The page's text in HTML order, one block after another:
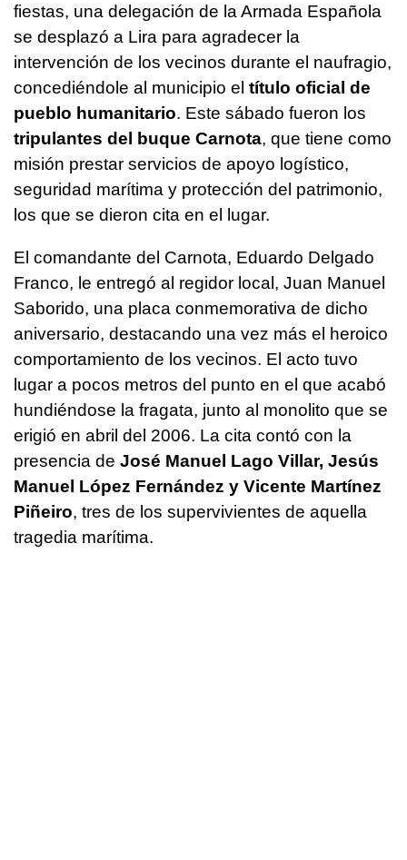
fiestas, una delegación de la Armada Española
se desplazó a Lira para agradecer la
intervención de los vecinos durante el naufragio,
concediéndole al municipio el título oficial de
pueblo humanitario. Este sábado fueron los
tripulantes del buque Carnota, que tiene como
misión prestar servicios de apoyo logístico,
seguridad marítima y protección del patrimonio,
los que se dieron cita en el lugar.
El comandante del Carnota, Eduardo Delgado
Franco, le entregó al regidor local, Juan Manuel
Saborido, una placa conmemorativa de dicho
aniversario, destacando una vez más el heroico
comportamiento de los vecinos. El acto tuvo
lugar a pocos metros del punto en el que acabó
hundiéndose la fragata, junto al monolito que se
erigió en abril del 2006. La cita contó con la
presencia de José Manuel Lago Villar, Jesús
Manuel López Fernández y Vicente Martínez
Piñeiro, tres de los supervivientes de aquella
tragedia marítima.